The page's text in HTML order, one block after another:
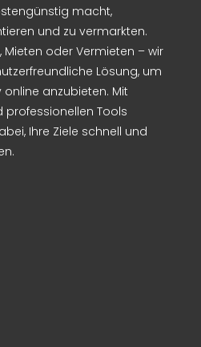
macht,
und zu vermarkten.
Mieten oder Vermieten – wir
Lösung, um
anzubieten. Mit
professionellen Tools
Ihre Ziele schnell und